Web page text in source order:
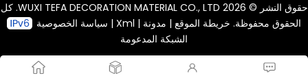
حقوق النشر © 2026 WUXI TEFA DECORATION MATERIAL CO., LTD. كل
الحقوق محفوظة. خريطة الموقع | مدونة |
Xml
| سياسة الخصوصية
الشبكة المدعومة